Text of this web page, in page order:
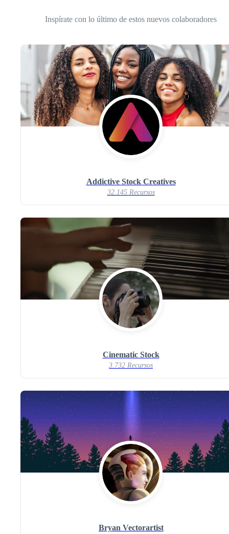
Inspírate con lo último de estos nuevos colaboradores
Addictive Stock Creatives
32.145 Recursos
Cinematic Stock
3.732 Recursos
Bryan Vectorartist